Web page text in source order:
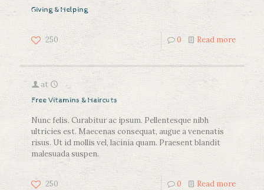
Giving & Helping
250 0 Read more
at
Free Vitamins & Haircuts
Nunc felis. Curabitur ac ipsum. Pellentesque nibh
ultricies est. Maecenas consequat, augue a venenatis
risus. Ut id mollis vel, lacinia quam. Praesent blandit
malesuada suspen.
250 0 Read more